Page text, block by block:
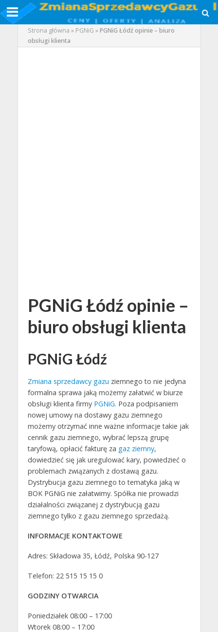
Strona główna » PGNiG »PGNiG Łódź opinie – biuro
obsługi klienta
PGNiG Łódź opinie –
biuro obsługi klienta
PGNiG Łódź
Zmiana sprzedawcy gazu ziemnego to nie jedyna
formalna sprawa jaką możemy załatwić w biurze
obsługi klienta firmy PGNiG. Poza podpisaniem
nowej umowy na dostawy gazu ziemnego
możemy otrzymać inne ważne informacje takie jak
cennik gazu ziemnego, wybrać lepszą grupę
taryfową, opłacić fakturę za gaz ziemny,
dowiedzieć się jak uregulować kary, powiedzieć o
problemach związanych z dostawą gazu.
Dystrybucja gazu ziemnego to tematyka jaką w
BOK PGNiG nie załatwimy. Spółka nie prowadzi
działalności związanej z dystrybucją gazu
ziemnego tylko z gazu ziemnego sprzedażą.
INFORMACJE KONTAKTOWE
Adres: Składowa 35, Łódź, Polska 90-127
Telefon: 22 515 15 15 0
GODZINY OTWARCIA
Poniedziałek 08:00 – 17:00
Wtorek 08:00 – 17:00